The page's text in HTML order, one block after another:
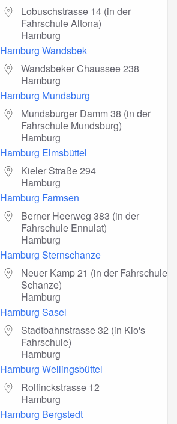
Lobuschstrasse 14 (in der
Fahrschule Altona)
Hamburg
Hamburg Wandsbek
Wandsbeker Chaussee 238
Hamburg
Hamburg Mundsburg
Mundsburger Damm 38 (in der
Fahrschule Mundsburg)
Hamburg
Hamburg Elmsbüttel
Kieler Straße 294
Hamburg
Hamburg Farmsen
Berner Heerweg 383 (in der
Fahrschule Ennulat)
Hamburg
Hamburg Sternschanze
Neuer Kamp 21 (in der Fahrschule
Schanze)
Hamburg
Hamburg Sasel
Stadtbahnstrasse 32 (in Kio's
Fahrschule)
Hamburg
Hamburg Wellingsbüttel
Rolfinckstrasse 12
Hamburg
Hamburg Bergstedt